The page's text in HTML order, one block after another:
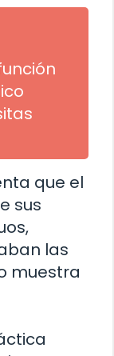
que el
sus
las
muestra